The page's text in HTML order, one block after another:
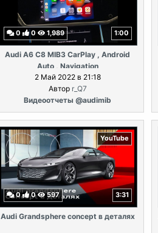
0 0 1,989 1:00
Audi A6 C8 MIB3 CarPlay , Android
Auto , Navigation
2 Май 2022 в 21:18
Автор r_Q7
Видеоотчеты @audimib
YouTube
0 0 597 3:31
Audi Grandsphere concept в деталях